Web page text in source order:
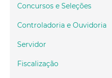
Concursos e Seleções
Controladoria e Ouvidoria
Servidor
Fiscalização